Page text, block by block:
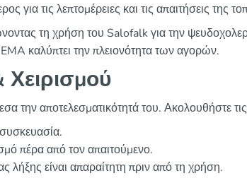
για τις λεπτομέρειες και τις απαιτήσεις της
τη χρήση του Salofalk για την
καλύπτει την πλειονότητα των αγορών.
την αποτελεσματικότητά του. Ακολουθήστε
πέρα από τον απαιτούμενο.
είναι απαραίτητη πριν από τη χρήση.